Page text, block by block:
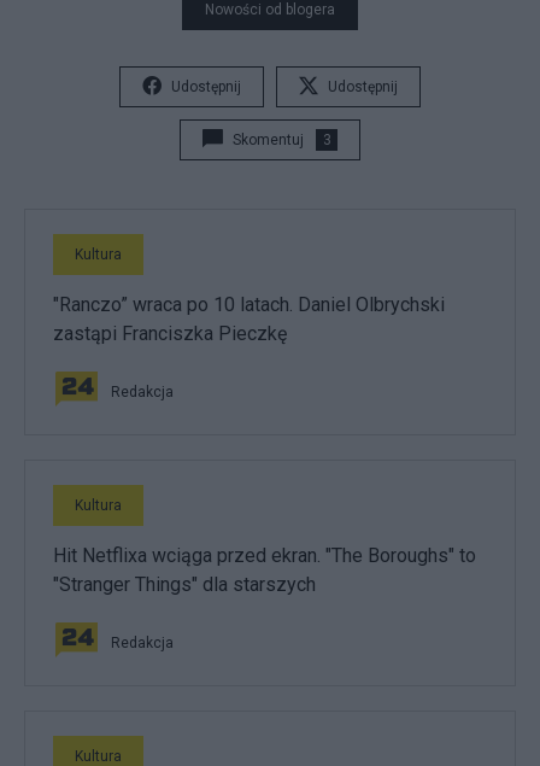
Nowości od blogera
Udostępnij Udostępnij
Skomentuj 3
Kultura
"Ranczo” wraca po 10 latach. Daniel Olbrychski
zastąpi Franciszka Pieczkę
Redakcja
Kultura
Hit Netflixa wciąga przed ekran. "The Boroughs" to
"Stranger Things" dla starszych
Redakcja
Kultura